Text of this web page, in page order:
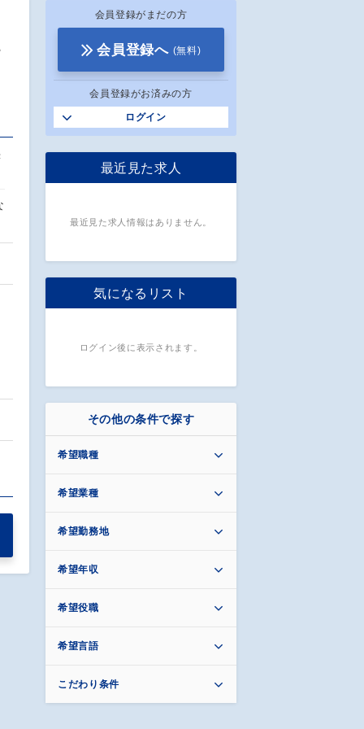
会員登録がまだの方
会員登録へ (無料)
会員登録がお済みの方
ログイン
最近見た求人
最近見た求人情報はありません。
気になるリスト
ログイン後に表示されます。
その他の条件で探す
希望職種
希望業種
希望勤務地
希望年収
希望役職
希望言語
こだわり条件